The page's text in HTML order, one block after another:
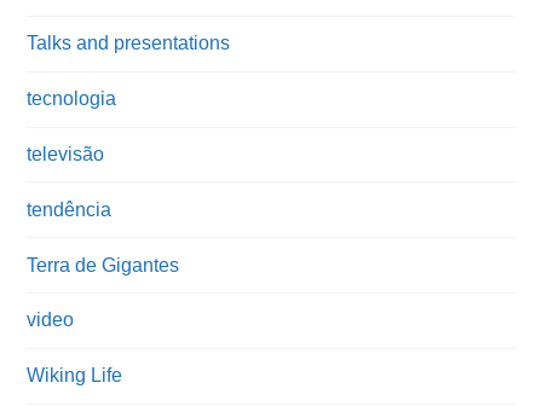
Talks and presentations
tecnologia
televisão
tendência
Terra de Gigantes
video
Wiking Life